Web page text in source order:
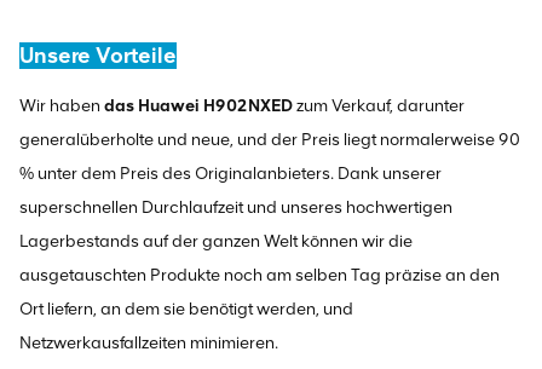
Unsere Vorteile
Wir haben das Huawei H902NXEDzum Verkauf, darunter
generalüberholte und neue, und der Preis liegt normalerweise 90
% unter dem Preis des Originalanbieters. Dank unserer
superschnellen Durchlaufzeit und unseres hochwertigen
Lagerbestands auf der ganzen Welt können wir die
ausgetauschten Produkte noch am selben Tag präzise an den
Ort liefern, an dem sie benötigt werden, und
Netzwerkausfallzeiten minimieren.